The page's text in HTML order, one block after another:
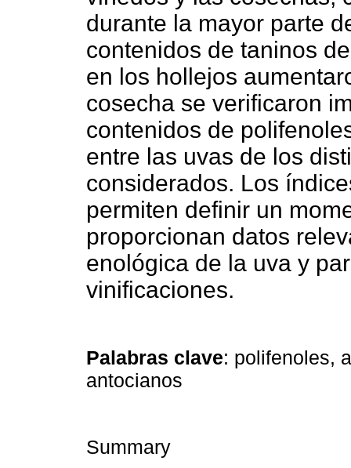
durante la mayor parte
contenidos de taninos
en los hollejos
cosecha se verificaron
contenidos de
entre las uvas de los
considerados. Los
permiten definir un
proporcionan datos
enológica de la uva y
vinificaciones.
Palabras clave: polifenoles,
antocianos
Summary